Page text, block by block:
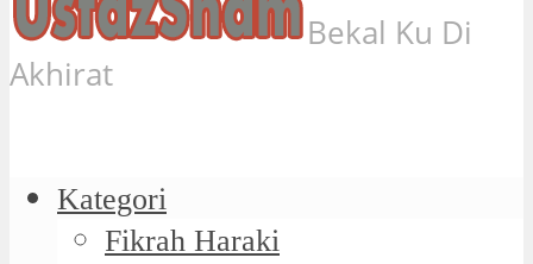
Bekal Ku Di
Akhirat
Kategori
Fikrah Haraki